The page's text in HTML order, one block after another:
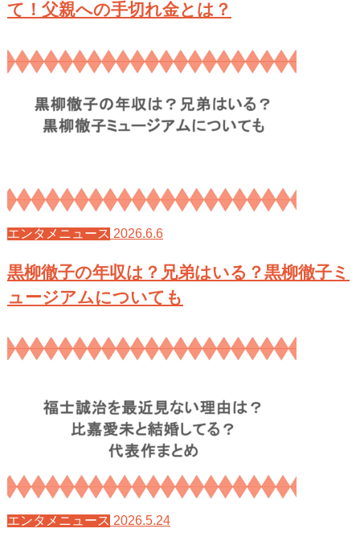
て！父親への手切れ金とは？
エンタメニュース 2026.6.6
黒柳徹子の年収は？兄弟はいる？黒柳徹子ミ
ュージアムについても
エンタメニュース 2026.5.24